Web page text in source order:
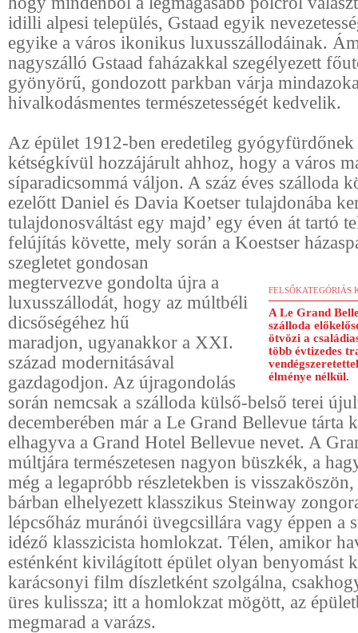
idilli alpesi település, Gstaad egyik
egyike a város ikonikus luxusszállodáinak.
nagyszálló Gstaad faházakkal szegélyezett
gyönyörű, gondozott parkban várja
hivalkodásmentes természetességét kedvelik.
Az épület 1912-ben eredetileg gyógyfürdőnek
kétségkívül hozzájárult ahhoz, hogy a város
síparadicsommá váljon. A száz éves szálloda
ezelőtt Daniel és Davia Koetser tulajdonába
tulajdonosváltást egy majd’ egy éven át tartó
felújítás követte, mely során a Koestser
szegletet gondosan
FELSŐKATEGÓRIÁS
A Le Grand
szálloda
ötvözi a
több évtizedes
élménye nélkül.
megtervezve gondolta újra a
luxusszállodát, hogy az múltbéli
dicsőségéhez hű
maradjon, ugyanakkor a XXI.
század modernitásával
gazdagodjon. Az újragondolás
során nemcsak a szálloda külső-belső terei
decemberében már a Le Grand Bellevue tárta
elhagyva a Grand Hotel Bellevue nevet. A
múltjára természetesen nagyon büszkék, a
még a legapróbb részletekben is
bárban elhelyezett klasszikus Steinway
lépcsőház muránói üvegcsillára vagy éppen a
idéző klasszicista homlokzat. Télen, amikor
esténként kivilágított épület olyan benyomást
karácsonyi film díszletként szolgálna,
üres kulissza; itt a homlokzat mögött, az
megmarad a varázs.